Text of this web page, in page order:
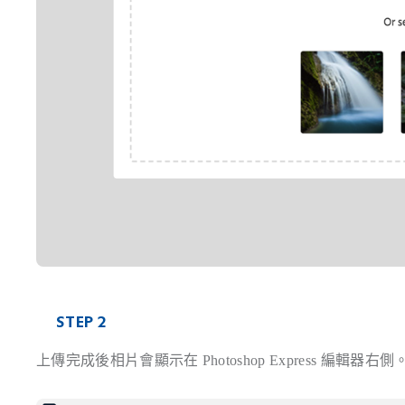
STEP 2
上傳完成後相片會顯示在 Photoshop Express 編輯器右側